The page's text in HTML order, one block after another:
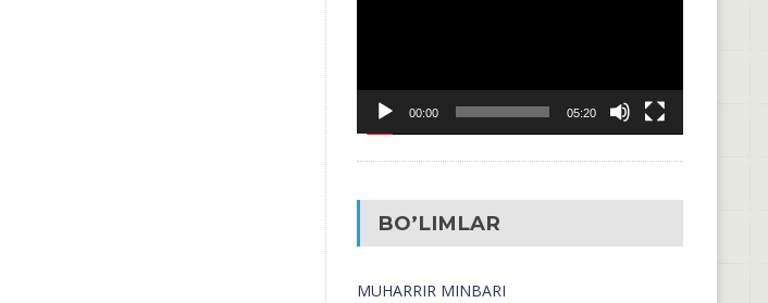
00:00 05:20
BO’LIMLAR
MUHARRIR MINBARI